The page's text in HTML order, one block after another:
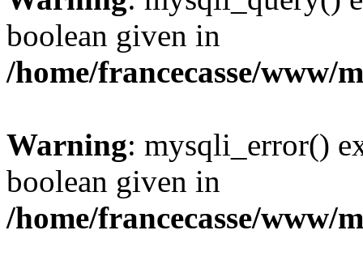
boolean given in
/home/francecasse/www/
Warning: mysqli_error()
boolean given in
/home/francecasse/www/